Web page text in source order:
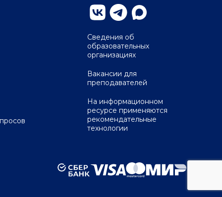
Сведения об
образовательных
организациях
Вакансии для
преподавателей
На информационном
ресурсе применяются
рекомендательные
технологии